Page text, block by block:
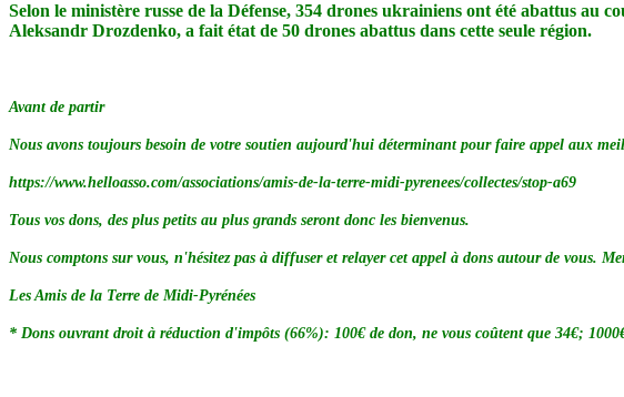
Selon le ministère russe de la Défense, 354 drones ukrainiens ont été abattus au
Aleksandr Drozdenko, a fait état de 50 drones abattus dans cette seule région.
Avant de partir
Nous avons toujours besoin de votre soutien aujourd'hui déterminant pour faire appel aux
https://www.helloasso.com/associations/amis-de-la-terre-midi-pyrenees/collectes/stop-a69
Tous vos dons, des plus petits au plus grands seront donc les bienvenus.
Nous comptons sur vous, n'hésitez pas à diffuser et relayer cet appel à dons autour de vous.
Les Amis de la Terre de Midi-Pyrénées
* Dons ouvrant droit à réduction d'impôts (66%): 100€ de don, ne vous coûtent que 34€;